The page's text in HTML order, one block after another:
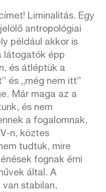
Liminalitás. Egy
antropológiai
például akkor is
látogatók épp
és átléptük a
és „még nem itt”
Már maga az a
és nem
a fogalomnak,
n, köztes
tudtuk, mire
fognak érni
által. A
stabilan,